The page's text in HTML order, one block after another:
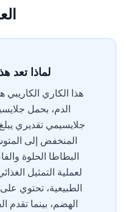
لماذا تعد
هذا الكاري
المنخفض إلى
البطاطا الحلوة
لعملية التمثيل
الطبيعية، تحتوي
الهضم، بينما تقدم